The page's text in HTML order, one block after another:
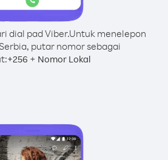
dial pad Viber.Untuk menelepon
putar nomor sebagai
+256 + Nomor Lokal